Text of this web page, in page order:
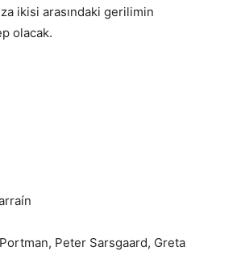
ikisi arasındaki gerilimin
olacak.
Peter Sarsgaard, Greta